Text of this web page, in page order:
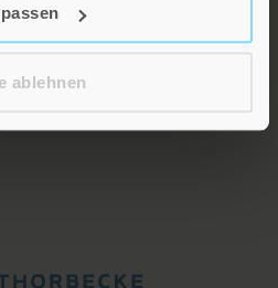
ablehnen
zu interreligiösen und